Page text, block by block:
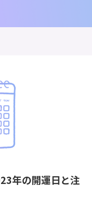
年の開運日と注